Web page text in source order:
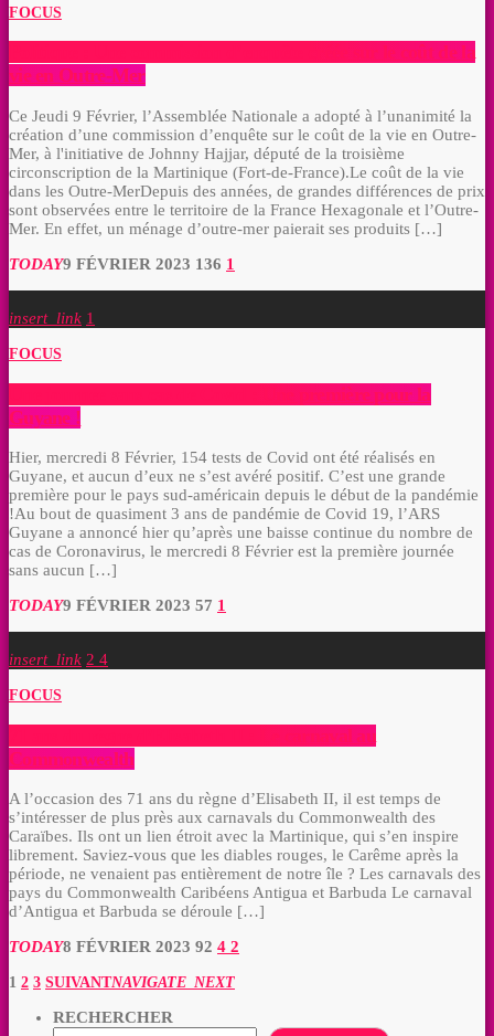
FOCUS
Politique : Une commission d’enquête créée sur le coût de la
vie en Outre-Mer
Ce Jeudi 9 Février, l’Assemblée Nationale a adopté à l’unanimité la
création d’une commission d’enquête sur le coût de la vie en Outre-
Mer, à l'initiative de Johnny Hajjar, député de la troisième
circonscription de la Martinique (Fort-de-France).Le coût de la vie
dans les Outre-MerDepuis des années, de grandes différences de prix
sont observées entre le territoire de la France Hexagonale et l’Outre-
Mer. En effet, un ménage d’outre-mer paierait ses produits […]
TODAY9 FÉVRIER 2023 136 1
insert_link 1
FOCUS
Une journée sans cas de Covid : Une première pour la
Guyane !
Hier, mercredi 8 Février, 154 tests de Covid ont été réalisés en
Guyane, et aucun d’eux ne s’est avéré positif. C’est une grande
première pour le pays sud-américain depuis le début de la pandémie
!Au bout de quasiment 3 ans de pandémie de Covid 19, l’ARS
Guyane a annoncé hier qu’après une baisse continue du nombre de
cas de Coronavirus, le mercredi 8 Février est la première journée
sans aucun […]
TODAY9 FÉVRIER 2023 57 1
insert_link 2 4
FOCUS
71 ans du règne d’Elisabeth II : Le carnaval au
Commonwealth
A l’occasion des 71 ans du règne d’Elisabeth II, il est temps de
s’intéresser de plus près aux carnavals du Commonwealth des
Caraïbes. Ils ont un lien étroit avec la Martinique, qui s’en inspire
librement. Saviez-vous que les diables rouges, le Carême après la
période, ne venaient pas entièrement de notre île ? Les carnavals des
pays du Commonwealth Caribéens Antigua et Barbuda Le carnaval
d’Antigua et Barbuda se déroule […]
TODAY8 FÉVRIER 2023 92 4 2
1 2 3 SUIVANTNAVIGATE_NEXT
RECHERCHER